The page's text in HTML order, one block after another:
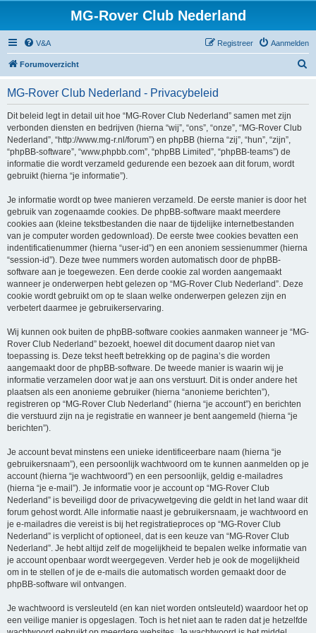
MG-Rover Club Nederland
V&A Aanmelden
Registreer
Forumoverzicht
MG-Rover Club Nederland - Privacybeleid
Dit beleid legt in detail uit hoe “MG-Rover Club Nederland” samen met zijn
verbonden diensten en bedrijven (hierna “wij”, “ons”, “onze”, “MG-Rover Club
Nederland”, “http://www.mg-r.nl/forum”) en phpBB (hierna “zij”, “hun”, “zijn”,
“phpBB-software”, “www.phpbb.com”, “phpBB Limited”, “phpBB-teams”) de
informatie die wordt verzameld gedurende een bezoek aan dit forum, wordt
gebruikt (hierna “je informatie”).
Je informatie wordt op twee manieren verzameld. De eerste manier is door het
gebruik van zogenaamde cookies. De phpBB-software maakt meerdere
cookies aan (kleine tekstbestanden die naar de tijdelijke internetbestanden
van je computer worden gedownload). De eerste twee cookies bevatten een
indentificatienummer (hierna “user-id”) en een anoniem sessienummer (hierna
“session-id”). Deze twee nummers worden automatisch door de phpBB-
software aan je toegewezen. Een derde cookie zal worden aangemaakt
wanneer je onderwerpen hebt gelezen op “MG-Rover Club Nederland”. Deze
cookie wordt gebruikt om op te slaan welke onderwerpen gelezen zijn en
verbetert daarmee je gebruikerservaring.
Wij kunnen ook buiten de phpBB-software cookies aanmaken wanneer je “MG-
Rover Club Nederland” bezoekt, hoewel dit document daarop niet van
toepassing is. Deze tekst heeft betrekking op de pagina’s die worden
aangemaakt door de phpBB-software. De tweede manier is waarin wij je
informatie verzamelen door wat je aan ons verstuurt. Dit is onder andere het
plaatsen als een anonieme gebruiker (hierna “anonieme berichten”),
registreren op “MG-Rover Club Nederland” (hierna “je account”) en berichten
die verstuurd zijn na je registratie en wanneer je bent aangemeld (hierna “je
berichten”).
Je account bevat minstens een unieke identificeerbare naam (hierna “je
gebruikersnaam”), een persoonlijk wachtwoord om te kunnen aanmelden op je
account (hierna “je wachtwoord”) en een persoonlijk, geldig e-mailadres
(hierna “je e-mail”). Je informatie voor je account op “MG-Rover Club
Nederland” is beveiligd door de privacywetgeving die geldt in het land waar dit
forum gehost wordt. Alle informatie naast je gebruikersnaam, je wachtwoord en
je e-mailadres die vereist is bij het registratieproces op “MG-Rover Club
Nederland” is verplicht of optioneel, dat is een keuze van “MG-Rover Club
Nederland”. Je hebt altijd zelf de mogelijkheid te bepalen welke informatie van
je account openbaar wordt weergegeven. Verder heb je ook de mogelijkheid
om in te stellen of je de e-mails die automatisch worden gemaakt door de
phpBB-software wil ontvangen.
Je wachtwoord is versleuteld (en kan niet worden ontsleuteld) waardoor het op
een veilige manier is opgeslagen. Toch is het niet aan te raden dat je hetzelfde